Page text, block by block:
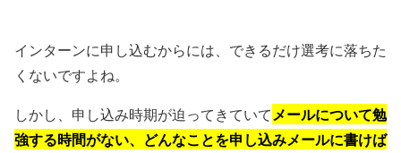
インターンに申し込むからには、できるだけ選考に落ちた
くないですよね。
しかし、申し込み時期が迫ってきていてメールについて勉
強する時間がない、どんなことを申し込みメールに書けば